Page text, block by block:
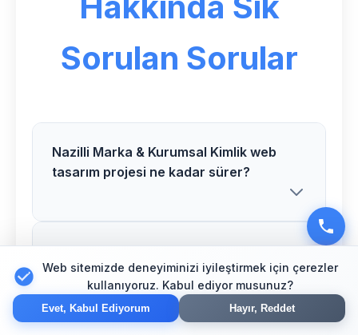
Sorulan Sorular
Nazilli Marka & Kurumsal Kimlik web
tasarım projesi ne kadar sürer?
Kimlik web tasarım projelerimiz proje
kapsamına göre 2-6 hafta arasında
tamamlanır. Detaylı bilgi için ücretsiz
Aydın Marka & Kurumsal Kimlik web
tasarım maliyetleri nedir?
Web sitemizde deneyiminizi iyileştirmek için çerezler
kullanıyoruz. Kabul ediyor musunuz?
Evet, Kabul Ediyorum Hayır, Reddet